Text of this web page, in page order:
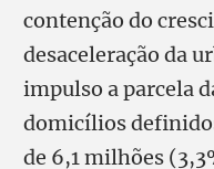
contenção do
desaceleração da
impulso a parcela
domicílios
de 6,1 milhões